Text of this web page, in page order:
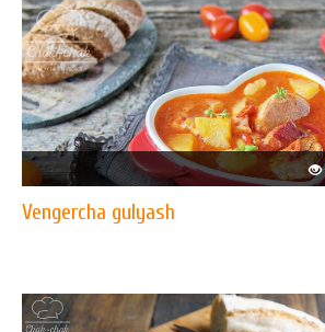
Vengercha gulyash